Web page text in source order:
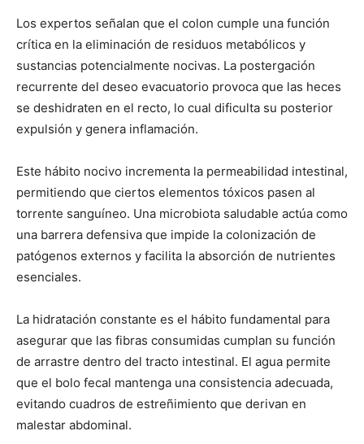
Los expertos señalan que el colon cumple una función
crítica en la eliminación de residuos metabólicos y
sustancias potencialmente nocivas. La postergación
recurrente del deseo evacuatorio provoca que las heces
se deshidraten en el recto, lo cual dificulta su posterior
expulsión y genera inflamación.
Este hábito nocivo incrementa la permeabilidad intestinal,
permitiendo que ciertos elementos tóxicos pasen al
torrente sanguíneo. Una microbiota saludable actúa como
una barrera defensiva que impide la colonización de
patógenos externos y facilita la absorción de nutrientes
esenciales.
La hidratación constante es el hábito fundamental para
asegurar que las fibras consumidas cumplan su función
de arrastre dentro del tracto intestinal. El agua permite
que el bolo fecal mantenga una consistencia adecuada,
evitando cuadros de estreñimiento que derivan en
malestar abdominal.